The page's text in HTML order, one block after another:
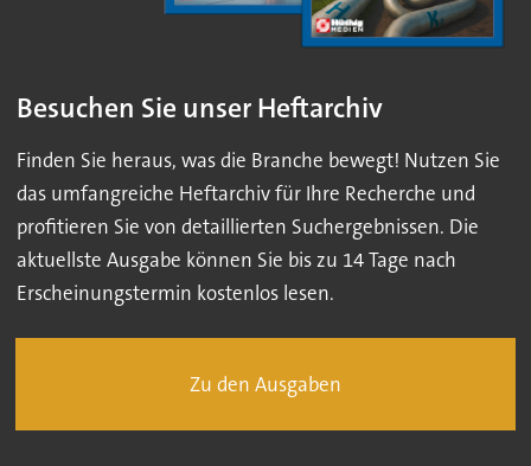
Besuchen Sie unser Heftarchiv
Finden Sie heraus, was die Branche bewegt! Nutzen Sie
das umfangreiche Heftarchiv für Ihre Recherche und
profitieren Sie von detaillierten Suchergebnissen. Die
aktuellste Ausgabe können Sie bis zu 14 Tage nach
Erscheinungstermin kostenlos lesen.
Zu den Ausgaben